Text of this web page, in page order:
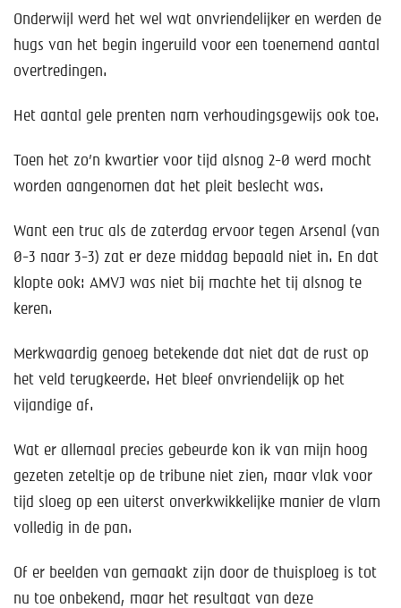
Onderwijl werd het wel wat onvriendelijker en werden de
hugs van het begin ingeruild voor een toenemend aantal
overtredingen.
Het aantal gele prenten nam verhoudingsgewijs ook toe.
Toen het zo’n kwartier voor tijd alsnog 2-0 werd mocht
worden aangenomen dat het pleit beslecht was.
Want een truc als de zaterdag ervoor tegen Arsenal (van
0-3 naar 3-3) zat er deze middag bepaald niet in. En dat
klopte ook: AMVJ was niet bij machte het tij alsnog te
keren.
Merkwaardig genoeg betekende dat niet dat de rust op
het veld terugkeerde. Het bleef onvriendelijk op het
vijandige af.
Wat er allemaal precies gebeurde kon ik van mijn hoog
gezeten zeteltje op de tribune niet zien, maar vlak voor
tijd sloeg op een uiterst onverkwikkelijke manier de vlam
volledig in de pan.
Of er beelden van gemaakt zijn door de thuisploeg is tot
nu toe onbekend, maar het resultaat van deze